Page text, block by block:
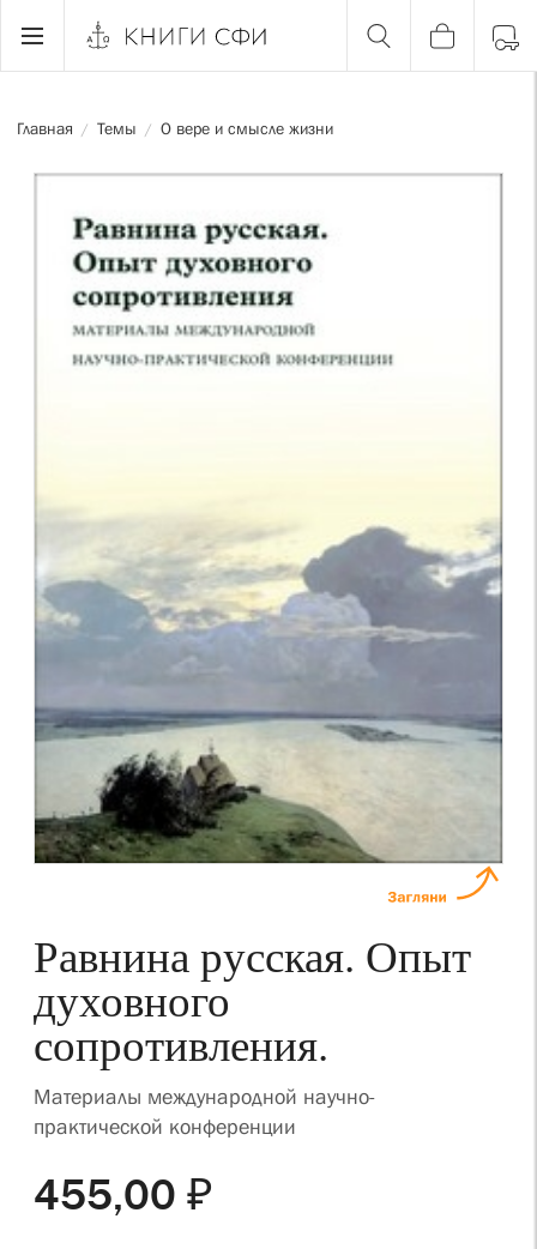
Главная / Темы / О вере и смысле жизни
Равнина русская. Опыт
духовного
сопротивления.
Материалы международной научно-
практической конференции
455,00 ₽